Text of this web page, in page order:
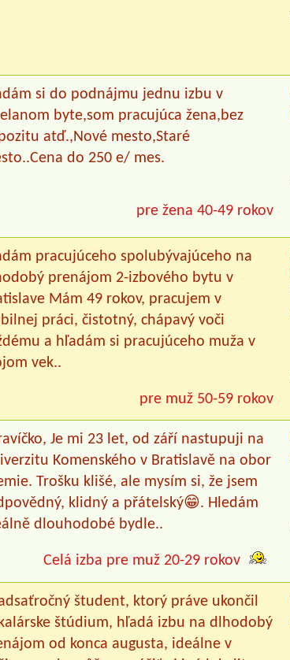
si do podnájmu jednu izbu v
byte,som pracujúca žena,bez
atď.,Nové mesto,Staré
do 250 e/ mes.
pre žena 40-49 rokov
pracujúceho spolubývajúceho na
prenájom 2-izbového bytu v
Mám 49 rokov, pracujem v
práci, čistotný, chápavý voči
a hľadám si pracujúceho muža v
vek..
pre muž 50-59 rokov
Je mi 23 let, od září nastupuji na
Komenského v Bratislavě na obor
Trošku klišé, ale mysím si, že jsem
klidný a přátelský😁. Hledám
dlouhodobé bydle..
Celá izba pre muž 20-29 rokov
študent, ktorý práve ukončil
štúdium, hľadá izbu na dlhodobý
od konca augusta, ideálne v